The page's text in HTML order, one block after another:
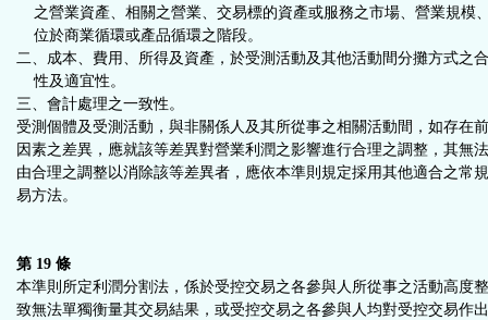
之營業資產、相關之營業、交易標的資產或服務之市場、營業規模
位於商業循環或產品循環之階段。
二、成本、費用、所得及資產，於受測活動及其他活動間分攤方式之
性及適宜性。
三、會計處理之一致性。
受測個體及受測活動，與非關係人及其所從事之相關活動間，如存在
因素之差異，應就該等差異對營業利潤之影響進行合理之調整，其無
由合理之調整以消除該等差異者，應依本準則規定採用其他適合之常
易方法。
第 19 條
本準則所定利潤分割法，係於受控交易之各參與人所從事之活動高度
致無法單獨衡量其交易結果，或受控交易之各參與人均對受控交易作